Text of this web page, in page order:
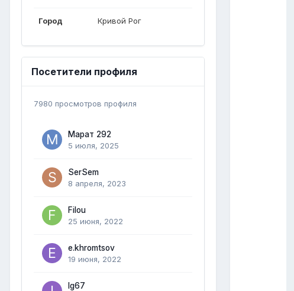
Город Кривой Рог
Посетители профиля
7980 просмотров профиля
Марат 292
5 июля, 2025
SerSem
8 апреля, 2023
Filou
25 июня, 2022
e.khromtsov
19 июня, 2022
Ig67